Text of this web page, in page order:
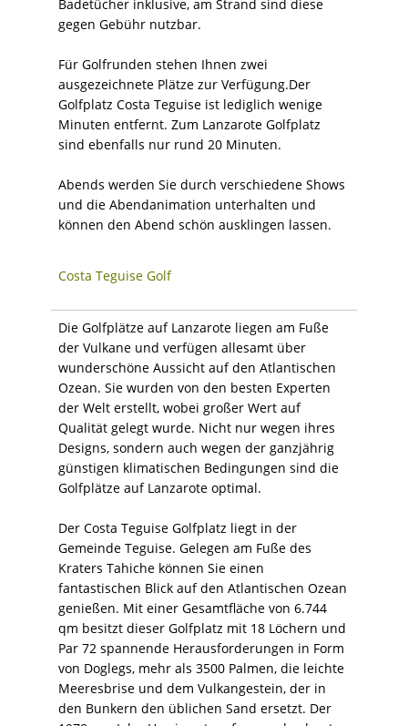
Badetücher inklusive, am Strand sind diese
gegen Gebühr nutzbar.
Für Golfrunden stehen Ihnen zwei
ausgezeichnete Plätze zur Verfügung.Der
Golfplatz Costa Teguise ist lediglich wenige
Minuten entfernt. Zum Lanzarote Golfplatz
sind ebenfalls nur rund 20 Minuten.
Abends werden Sie durch verschiedene Shows
und die Abendanimation unterhalten und
können den Abend schön ausklingen lassen.
Costa Teguise Golf
Die Golfplätze auf Lanzarote liegen am Fuße
der Vulkane und verfügen allesamt über
wunderschöne Aussicht auf den Atlantischen
Ozean. Sie wurden von den besten Experten
der Welt erstellt, wobei großer Wert auf
Qualität gelegt wurde. Nicht nur wegen ihres
Designs, sondern auch wegen der ganzjährig
günstigen klimatischen Bedingungen sind die
Golfplätze auf Lanzarote optimal.
Der Costa Teguise Golfplatz liegt in der
Gemeinde Teguise. Gelegen am Fuße des
Kraters Tahiche können Sie einen
fantastischen Blick auf den Atlantischen Ozean
genießen. Mit einer Gesamtfläche von 6.744
qm besitzt dieser Golfplatz mit 18 Löchern und
Par 72 spannende Herausforderungen in Form
von Doglegs, mehr als 3500 Palmen, die leichte
Meeresbrise und dem Vulkangestein, der in
den Bunkern den üblichen Sand ersetzt. Der